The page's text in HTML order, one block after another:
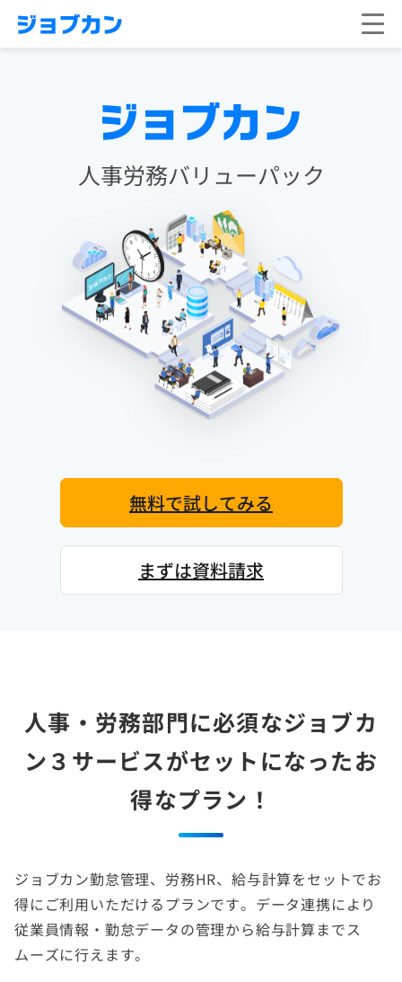
人事労務バリューパック
無料で試してみる
まずは資料請求
人事・労務部門に必須なジョブカ
ン３サービスがセットになったお
得なプラン！
ジョブカン勤怠管理、労務HR、給与計算をセットでお
得にご利用いただけるプランです。データ連携により
従業員情報・勤怠データの管理から給与計算までス
ムーズに行えます。